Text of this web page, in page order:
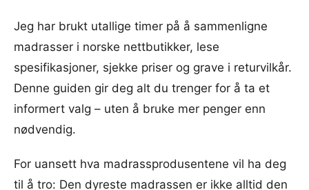
Jeg har brukt utallige timer på å sammenligne
madrasser i norske nettbutikker, lese
spesifikasjoner, sjekke priser og grave i returvilkår.
Denne guiden gir deg alt du trenger for å ta et
informert valg – uten å bruke mer penger enn
nødvendig.
For uansett hva madrassprodusentene vil ha deg
til å tro: Den dyreste madrassen er ikke alltid den